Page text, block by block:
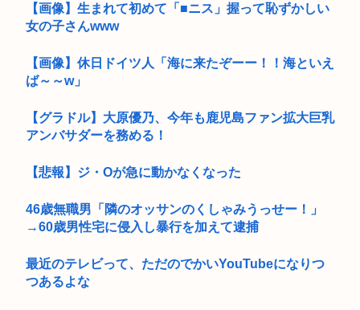
【画像】生まれて初めて「■ニス」握って恥ずかしい
女の子さんwww
【画像】休日ドイツ人「海に来たぞーー！！海といえ
ば～～w」
【グラドル】大原優乃、今年も鹿児島ファン拡大巨乳
アンバサダーを務める！
【悲報】ジ・Oが急に動かなくなった
46歳無職男「隣のオッサンのくしゃみうっせー！」
→60歳男性宅に侵入し暴行を加えて逮捕
最近のテレビって、ただのでかいYouTubeになりつ
つあるよな